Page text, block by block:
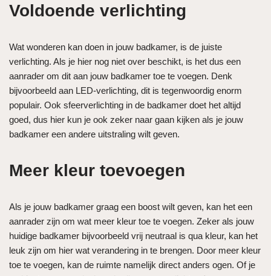
Voldoende verlichting
Wat wonderen kan doen in jouw badkamer, is de juiste
verlichting. Als je hier nog niet over beschikt, is het dus een
aanrader om dit aan jouw badkamer toe te voegen. Denk
bijvoorbeeld aan LED-verlichting, dit is tegenwoordig enorm
populair. Ook sfeerverlichting in de badkamer doet het altijd
goed, dus hier kun je ook zeker naar gaan kijken als je jouw
badkamer een andere uitstraling wilt geven.
Meer kleur toevoegen
Als je jouw badkamer graag een boost wilt geven, kan het een
aanrader zijn om wat meer kleur toe te voegen. Zeker als jouw
huidige badkamer bijvoorbeeld vrij neutraal is qua kleur, kan het
leuk zijn om hier wat verandering in te brengen. Door meer kleur
toe te voegen, kan de ruimte namelijk direct anders ogen. Of je